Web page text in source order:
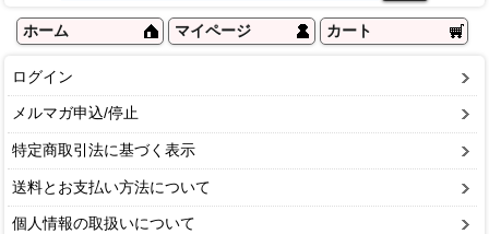
ホーム マイページ カート
ログイン
メルマガ申込/停止
特定商取引法に基づく表示
送料とお支払い方法について
個人情報の取扱いについて